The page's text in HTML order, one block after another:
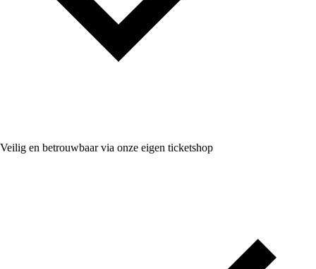
Veilig en betrouwbaar via onze eigen ticketshop